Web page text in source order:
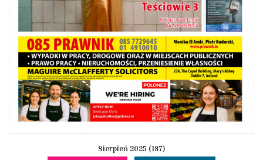
Sierpień 2025 (187)